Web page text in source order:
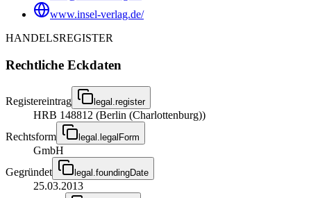
www.insel-verlag.de/
HANDELSREGISTER
Rechtliche Eckdaten
Registereintrag legal.register
HRB 148812 (Berlin (Charlottenburg))
Rechtsform
legal.legalForm
GmbH
Gegründet
legal.foundingDate
25.03.2013